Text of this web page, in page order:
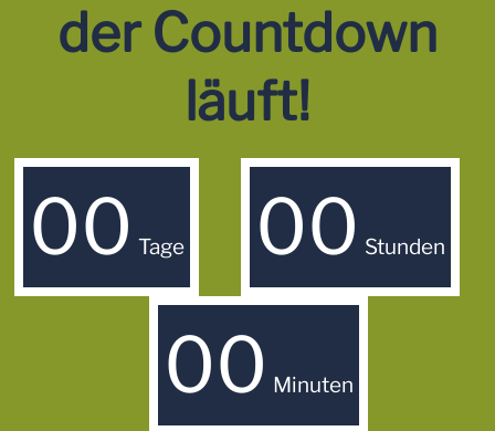
der Countdown
läuft!
00 Tage 00 Stunden
00 Minuten